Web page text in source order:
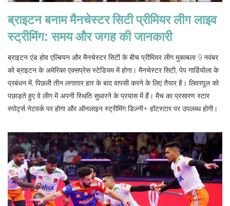
ब्राइटन बनाम मैनचेस्टर सिटी प्रीमियर लीग लाइव
स्ट्रीमिंग: समय और जगह की जानकारी
ब्राइटन एंड होव एल्बियन और मैनचेस्टर सिटी के बीच प्रीमियर लीग मुकाबला 9 नवंबर
को ब्राइटन के अमेरिका एक्सप्रेस स्टेडियम में होगा। मैनचेस्टर सिटी, पेप गार्डियोला के
प्रबंधन में, पिछली तीन लगातार हार के बाद वापसी करने के लिए तैयार है। लिवरपूल को
पछाड़ते हुए वे लीग में अपनी स्थिति सुधारने के प्रयास में हैं। मैच का प्रसारण स्टार
स्पोर्ट्स नेटवर्क पर होगा और ऑनलाइन स्ट्रीमिंग डिज़्नी+ हॉटस्टार पर उपलब्ध होगी।